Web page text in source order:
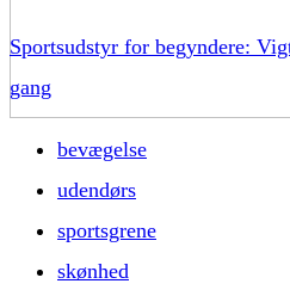
Sportsudstyr for begyndere:
gang
bevægelse
udendørs
sportsgrene
skønhed